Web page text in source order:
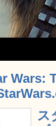
Wars:
ス